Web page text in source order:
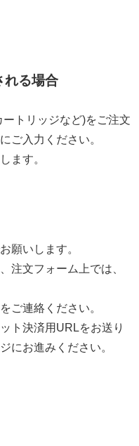
れる場合
ートリッジなど)をご注文
ご入力ください。
ます。
願いします。
注文フォーム上では、
ご連絡ください。
ト決済用URLをお送り
にお進みください。